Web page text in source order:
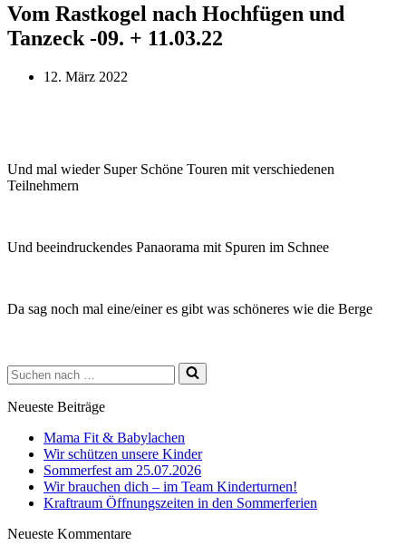
Vom Rastkogel nach Hochfügen und
Tanzeck -09. + 11.03.22
12. März 2022
Und mal wieder Super Schöne Touren mit verschiedenen
Teilnehmern
Und beeindruckendes Panaorama mit Spuren im Schnee
Da sag noch mal eine/einer es gibt was schöneres wie die Berge
Neueste Beiträge
Mama Fit & Babylachen
Wir schützen unsere Kinder
Sommerfest am 25.07.2026
Wir brauchen dich – im Team Kinderturnen!
Kraftraum Öffnungszeiten in den Sommerferien
Neueste Kommentare